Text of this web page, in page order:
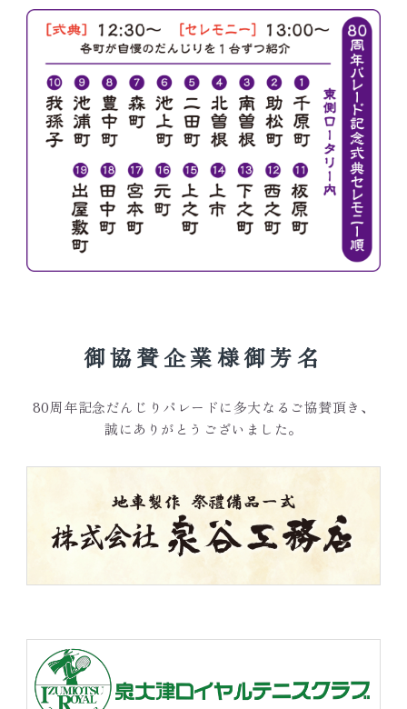
御協賛企業様御芳名
80周年記念だんじりパレードに多大なるご協賛頂き、
誠にありがとうございました。